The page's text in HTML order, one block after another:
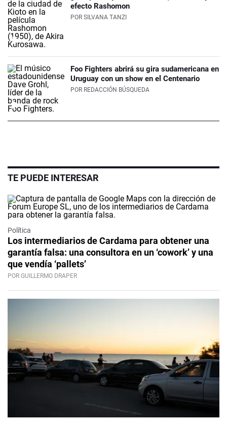
efecto Rashomon
POR SILVANA TANZI
Foo Fighters abrirá su gira sudamericana en
Uruguay con un show en el Centenario
POR REDACCIÓN BÚSQUEDA
TE PUEDE INTERESAR
Política
Los intermediarios de Cardama para obtener una
garantía falsa: una consultora en un ‘cowork’ y una
que vendía ‘pallets’
POR GUILLERMO DRAPER